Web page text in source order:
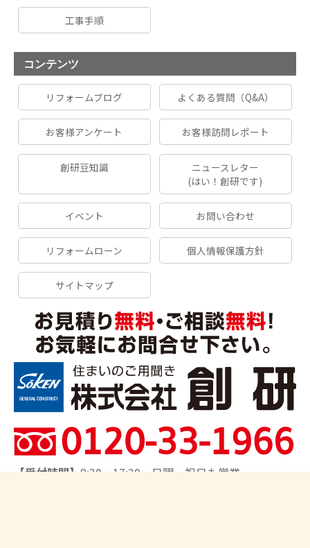
工事手順
コンテンツ
リフォームブログ よくある質問（Q&A）
お客様アンケート お客様訪問レポート
創研豆知識
ニュースレター
(はい！創研です)
イベント お問い合わせ
リフォームローン 個人情報保護方針
サイトマップ
【受付時間】8:30～17:30 日曜・祝日も営業